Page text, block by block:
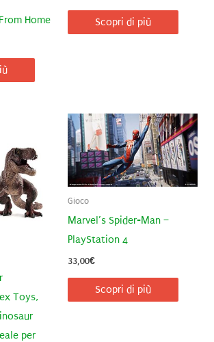
Home Scopri di più
Toys,
per
Gioco
Marvel’s Spider-Man –
PlayStation 4
33,00€
Scopri di più